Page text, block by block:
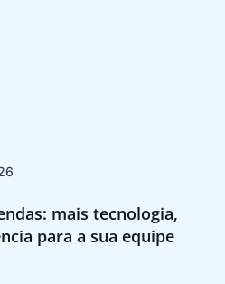
mais tecnologia,
para a sua equipe